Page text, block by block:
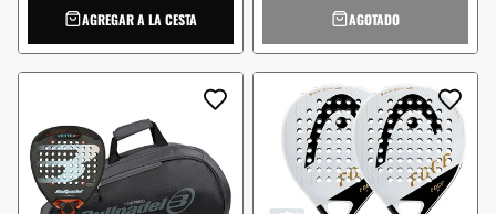
AGREGAR A LA CESTA AGOTADO